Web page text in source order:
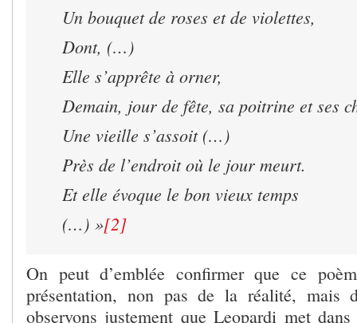
Un bouquet de roses et de violettes,
Dont, (…)
Elle s’apprête à orner,
Demain, jour de fête, sa poitrine et ses
Une vieille s’assoit (…)
Près de l’endroit où le jour meurt.
Et elle évoque le bon vieux temps
(…) »[2]
On peut d’emblée confirmer que ce
présentation, non pas de la réalité, mais
observons justement que Leopardi met